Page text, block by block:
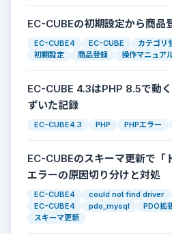
EC-CUBEの初期設定から商品
EC-CUBE4 EC-CUBE カテゴリ
初期設定
商品登録 操作マニュア
EC-CUBE 4.3はPHP 8.5で動
ずいた記録
EC-CUBE4.3 PHP PHPエラー
EC-CUBEのスキーマ更新で「
エラーの原因切り分けと対処
EC-CUBE4 could not find driver
EC-CUBE4
pdo_mysql PDO拡
スキーマ更新